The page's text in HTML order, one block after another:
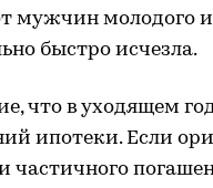
мужчин молодого и
быстро исчезла.
что в уходящем
ипотеки. Если